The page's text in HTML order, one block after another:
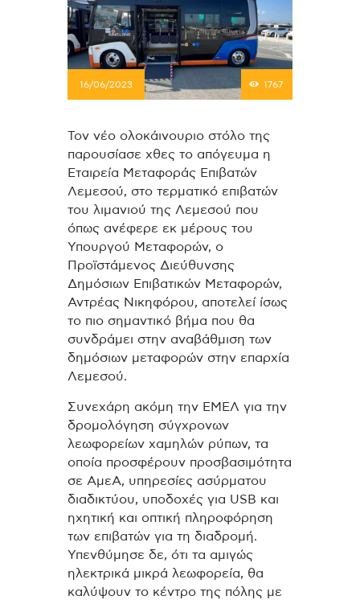
16/06/2023 1767
Τον νέο ολοκάινουριο στόλο της
παρουσίασε χθες το απόγευμα η
Εταιρεία Μεταφοράς Επιβατών
Λεμεσού, στο τερματικό επιβατών
του λιμανιού της Λεμεσού που
όπως ανέφερε εκ μέρους του
Υπουργού Μεταφορών, ο
Προϊστάμενος Διεύθυνσης
Δημόσιων Επιβατικών Μεταφορών,
Αντρέας Νικηφόρου, αποτελεί ίσως
το πιο σημαντικό βήμα που θα
συνδράμει στην αναβάθμιση των
δημόσιων μεταφορών στην επαρχία
Λεμεσού.
Συνεχάρη ακόμη την ΕΜΕΛ για την
δρομολόγηση σύγχρονων
λεωφορείων χαμηλών ρύπων, τα
οποία προσφέρουν προσβασιμότητα
σε ΑμεΑ, υπηρεσίες ασύρματου
διαδικτύου, υποδοχές για USB και
ηχητική και οπτική πληροφόρηση
των επιβατών για τη διαδρομή.
Υπενθύμησε δε, ότι τα αμιγώς
ηλεκτρικά μικρά λεωφορεία, θα
καλύψουν το κέντρο της πόλης με